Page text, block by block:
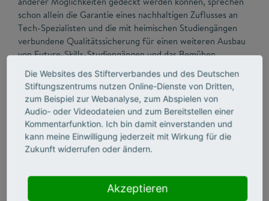
schon allein die Garantie eines nachhaltigen Zuflusses an
Tech-Spezialisten und die mit heimischen Studiengängen
verbundene Qualitätssicherung für einen weiteren Ausbau
von Future-Skills-Studiengängen und das Bemühen,
Studierende für diese Studiengänge gewinnen zu können.
Die Websites des Stifterverbandes und des Deutschen
Stiftungszentrums nutzen Online-Dienste von Dritten,
zum Beispiel zur Webanalyse, zum Abspielen von
Audio- oder Videodateien und zum Bereitstellen einer
Kommentarfunktion. Ich bin damit einverstanden und
kann meine Einwilligung jederzeit mit Wirkung für die
Zukunft widerrufen oder ändern.
Akzeptieren